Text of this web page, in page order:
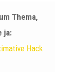
Thema,
ja:
Hack